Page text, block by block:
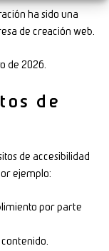
ha sido una
de creación web.
de 2026.
de
de accesibilidad
ejemplo:
por parte